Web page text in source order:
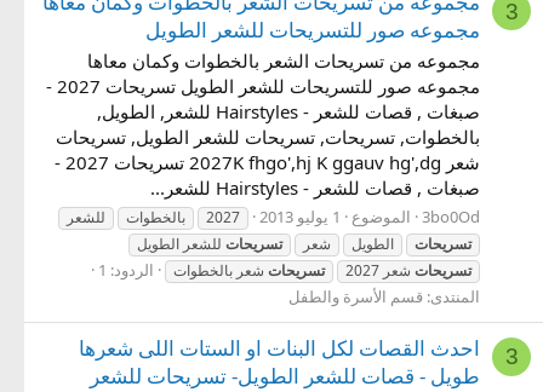
3
مجموعه صور للتسريحات للشعر الطويل
مجموعه من تسريحات الشعر بالخطوات وكمان معاها
مجموعه صور للتسريحات للشعر الطويل تسريحات 2027 -
صبغات , قصات للشعر - Hairstyles للشعر, الطويل,
بالخطوات, تسريحات, تسريحات للشعر الطويل, تسريحات
شعر 2027K fhgo',hj K ggauv hg',dg تسريحات 2027 -
صبغات , قصات للشعر - Hairstyles للشعر...
3bo0Od الموضوع 1 يوليو 2013 2027 بالخطوات
للشعر
تسريحات
الطويل شعر تسريحات للشعر الطويل
تسريحات شعر 2027 تسريحات شعر بالخطوات
الردود: 1
المنتدى: قسم الأسرة والطفل
3
احدث القصات لكل البنات او الستات اللى شعرها
طويل - قصات للشعر الطويل- تسريحات للشعر